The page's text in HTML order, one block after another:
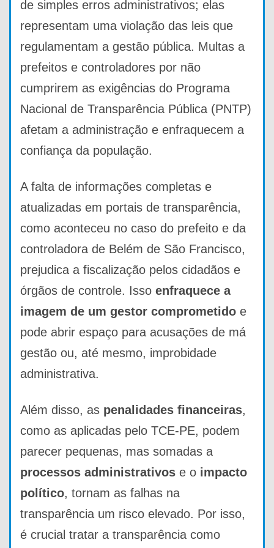
de simples erros administrativos; elas
representam uma violação das leis que
regulamentam a gestão pública. Multas a
prefeitos e controladores por não
cumprirem as exigências do Programa
Nacional de Transparência Pública (PNTP)
afetam a administração e enfraquecem a
confiança da população.
A falta de informações completas e
atualizadas em portais de transparência,
como aconteceu no caso do prefeito e da
controladora de Belém de São Francisco,
prejudica a fiscalização pelos cidadãos e
órgãos de controle. Isso enfraquece a
imagem de um gestor comprometido e
pode abrir espaço para acusações de má
gestão ou, até mesmo, improbidade
administrativa.
Além disso, as penalidades financeiras,
como as aplicadas pelo TCE-PE, podem
parecer pequenas, mas somadas a
processos administrativos e o impacto
político, tornam as falhas na
transparência um risco elevado. Por isso,
é crucial tratar a transparência como